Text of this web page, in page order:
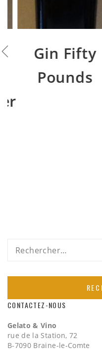
Gin Fifty
Pounds
Rechercher :
CONTACTEZ-NOUS
Gelato & Vino
rue de la Station, 72
B-7090 Braine-le-Comte